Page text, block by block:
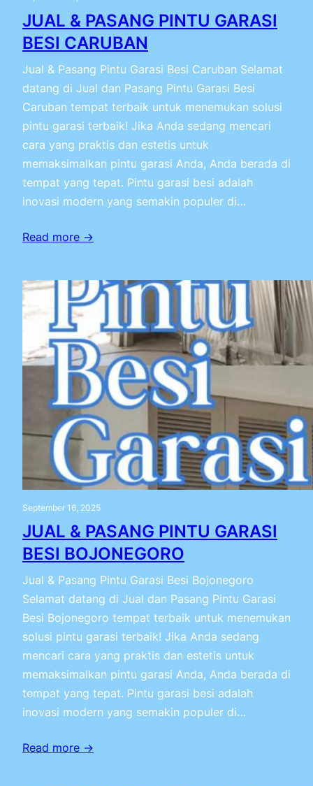
JUAL & PASANG PINTU GARASI
BESI CARUBAN
Jual & Pasang Pintu Garasi Besi Caruban Selamat
datang di Jual dan Pasang Pintu Garasi Besi
Caruban tempat terbaik untuk menemukan solusi
pintu garasi terbaik! Jika Anda sedang mencari
cara yang praktis dan estetis untuk
memaksimalkan pintu garasi Anda, Anda berada di
tempat yang tepat. Pintu garasi besi adalah
inovasi modern yang semakin populer di…
Read more →
September 16, 2025
JUAL & PASANG PINTU GARASI
BESI BOJONEGORO
Jual & Pasang Pintu Garasi Besi Bojonegoro
Selamat datang di Jual dan Pasang Pintu Garasi
Besi Bojonegoro tempat terbaik untuk menemukan
solusi pintu garasi terbaik! Jika Anda sedang
mencari cara yang praktis dan estetis untuk
memaksimalkan pintu garasi Anda, Anda berada di
tempat yang tepat. Pintu garasi besi adalah
inovasi modern yang semakin populer di…
Read more →